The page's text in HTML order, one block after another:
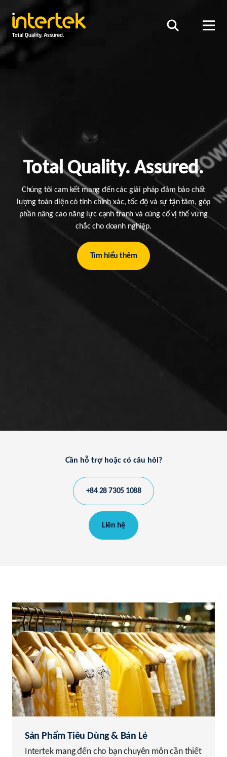
Total Quality. Assured.
Chúng tôi cam kết mang đến các giải pháp đảm bảo chất
lượng toàn diện có tính chính xác, tốc độ và sự tận tâm, góp
phần nâng cao năng lực cạnh tranh và củng cố vị thế vững
chắc cho doanh nghiệp.
Tìm hiểu thêm
Cần hỗ trợ hoặc có câu hỏi?
+84 28 7305 1088
Liên hệ
Sản Phẩm Tiêu Dùng & Bán Lẻ
Intertek mang đến cho bạn chuyên môn cần thiết